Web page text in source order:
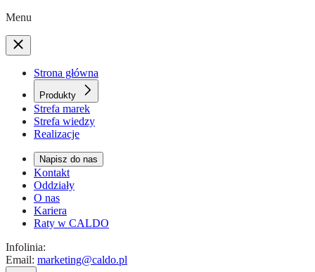
Menu
Strona główna
Produkty
Strefa marek
Strefa wiedzy
Realizacje
Napisz do nas
Kontakt
Oddziały
O nas
Kariera
Raty w CALDO
Infolinia:
Email: marketing@caldo.pl